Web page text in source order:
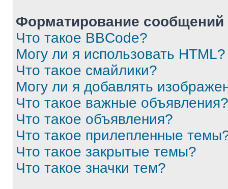
Форматирование
Что такое BBCode?
Могу ли я использовать HTML?
Что такое смайлики?
Могу ли я добавлять
Что такое важные объявления?
Что такое объявления?
Что такое прилепленные
Что такое закрытые темы?
Что такое значки тем?